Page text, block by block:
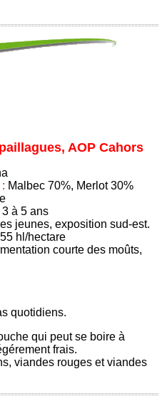
AOP Cahors
Malbec 70%, Merlot 30%
3 à 5 ans
jeunes, exposition sud-est.
hl/hectare
courte des moûts,
quotidiens.
qui peut se boire à
frais.
viandes rouges et viandes